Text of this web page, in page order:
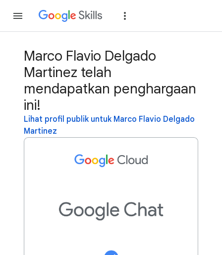
Marco Flavio Delgado
Martinez telah
mendapatkan penghargaan
ini!
Lihat profil publik untuk Marco Flavio Delgado
Martinez